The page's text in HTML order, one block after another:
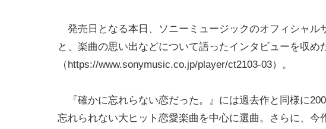
発売日となる本日、ソニーミュージックのオフィシャル
と、楽曲の思い出などについて語ったインタビューを収め
（https://www.sonymusic.co.jp/player/ct2103-03）。
『確かに忘れらない恋だった。』には過去作と同様に
忘れられない大ヒット恋愛楽曲を中心に選曲。さらに、今